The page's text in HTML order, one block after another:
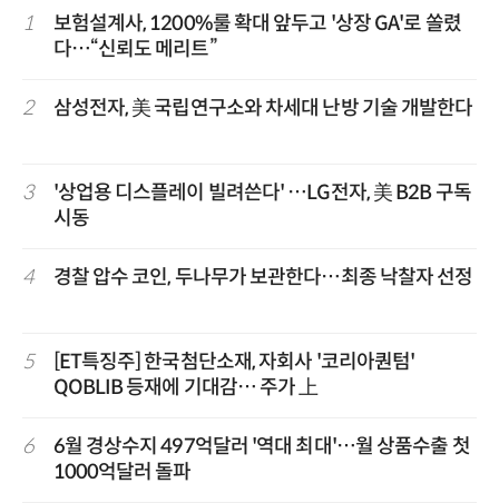
1
보험설계사, 1200%룰 확대 앞두고 '상장 GA'로 쏠렸
다…“신뢰도 메리트”
2 삼성전자, 美 국립연구소와 차세대 난방 기술 개발한다
3
'상업용 디스플레이 빌려쓴다' …LG전자, 美 B2B 구독
시동
4 경찰 압수 코인, 두나무가 보관한다…최종 낙찰자 선정
5
[ET특징주] 한국첨단소재, 자회사 '코리아퀀텀'
QOBLIB 등재에 기대감… 주가 上
6
6월 경상수지 497억달러 '역대 최대'…월 상품수출 첫
1000억달러 돌파